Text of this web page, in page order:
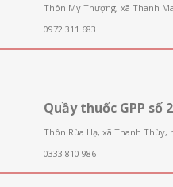
Thôn My Thượng, xã Thanh
0972 311 683
Quầy thuốc GPP số 2
Thôn Rùa Hạ, xã Thanh Thùy,
0333 810 986